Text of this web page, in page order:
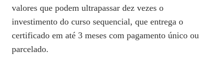
valores que podem ultrapassar dez vezes o
investimento do curso sequencial, que entrega o
certificado em até 3 meses com pagamento único ou
parcelado.